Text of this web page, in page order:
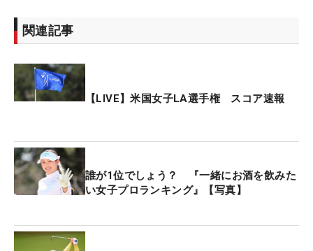
関連記事
【LIVE】米国女子LA選手権 スコア速報
誰が1位でしょう？ 『一緒にお酒を飲みた
い女子プロランキング』【写真】